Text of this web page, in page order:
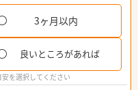
3ヶ月以内
良いところがあれば
を選択してください